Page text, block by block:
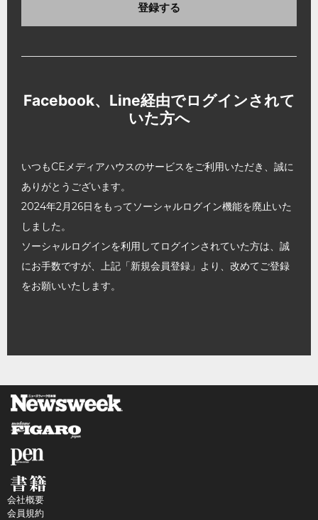
登録する
Facebook、Line経由でログインされて
いた方へ
いつもCEメディアハウスのサービスをご利用いただき、誠に
ありがとうございます。
2024年2月26日をもってソーシャルログイン機能を廃止いた
しました。
ソーシャルログインを利用してログインされていた方は、誠
にお手数ですが、上記「新規会員登録」より、改めてご登録
をお願いいたします。
会社概要
会員規約